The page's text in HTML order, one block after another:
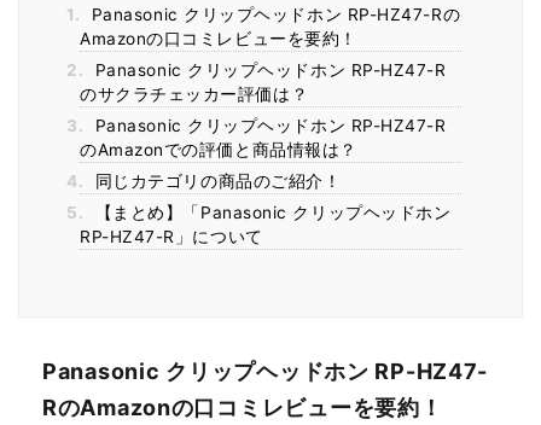
1.
Panasonic クリップヘッドホン RP-HZ47-Rの
Amazonの口コミレビューを要約！
2.
Panasonic クリップヘッドホン RP-HZ47-R
のサクラチェッカー評価は？
3.
Panasonic クリップヘッドホン RP-HZ47-R
のAmazonでの評価と商品情報は？
4.
同じカテゴリの商品のご紹介！
5.
【まとめ】「Panasonic クリップヘッドホン
RP-HZ47-R」について
Panasonic クリップヘッドホン RP-HZ47-
RのAmazonの口コミレビューを要約！